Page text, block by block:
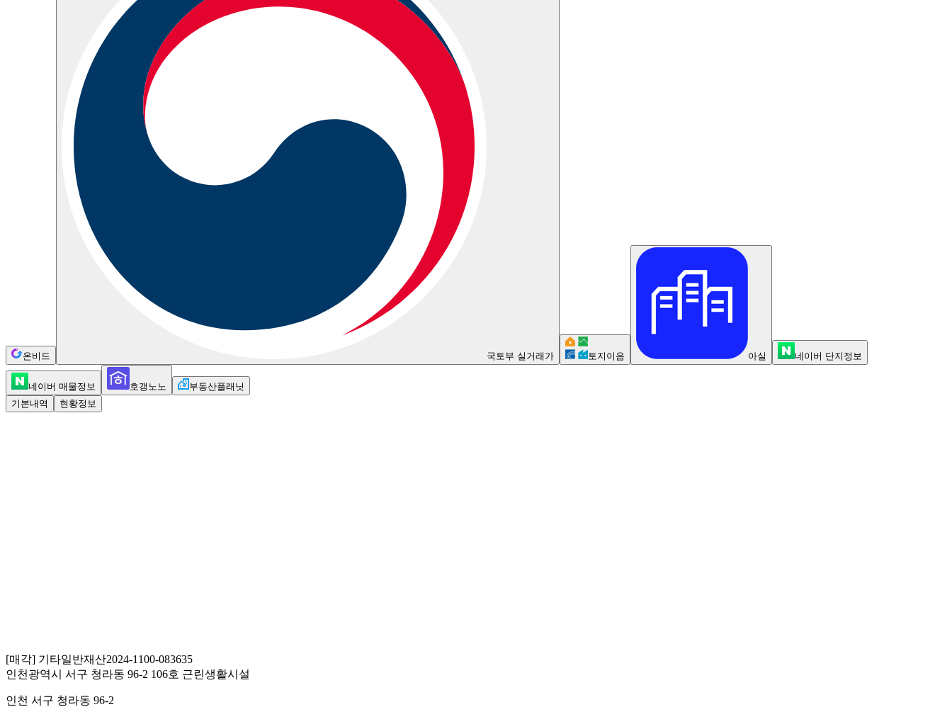
온비드 국토부 실거래가 토지이음 아실 네이버 단지정보
네이버 매물정보 호갱노노
부동산플래닛
기본내역
현황정보
[매각] 기타일반재산2024-1100-083635
인천광역시 서구 청라동 96-2 106호 근린생활시설
인천 서구 청라동 96-2